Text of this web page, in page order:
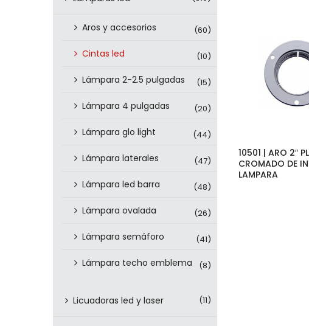
Aros y accesorios (60)
Cintas led (10)
Lámpara 2-2.5 pulgadas (15)
Lámpara 4 pulgadas (20)
Lámpara glo light (44)
Lámpara laterales (47)
Lámpara led barra (48)
Lámpara ovalada (26)
Lámpara semáforo (41)
Lámpara techo emblema (8)
Licuadoras led y laser (11)
10501 | ARO 2″
CROMADO DE
LAMPARA